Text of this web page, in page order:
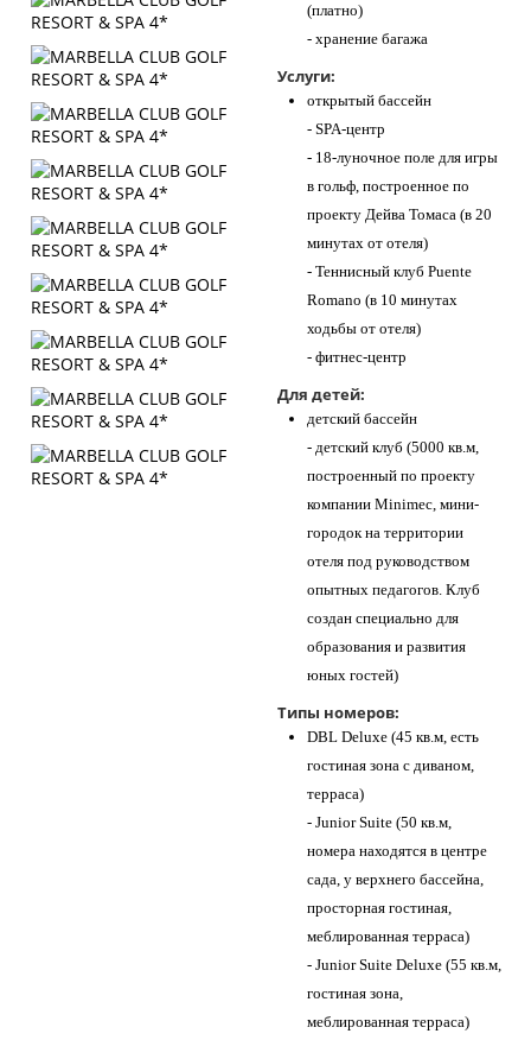
(платно)
- хранение багажа
Услуги:
открытый бассейн
- SPA-центр
- 18-луночное поле для игры
в гольф, построенное по
проекту Дейва Томаса (в 20
минутах от отеля)
- Теннисный клуб Puente
Romano (в 10 минутах
ходьбы от отеля)
- фитнес-центр
Для детей:
детский бассейн
- детский клуб (5000 кв.м,
построенный по проекту
компании Minimec, мини-
городок на территории
отеля под руководством
опытных педагогов. Клуб
создан специально для
образования и развития
юных гостей)
Типы номеров:
DBL Deluxe (45 кв.м, есть
гостиная зона с диваном,
терраса)
- Junior Suite (50 кв.м,
номера находятся в центре
сада, у верхнего бассейна,
просторная гостиная,
меблированная терраса)
- Junior Suite Deluxe (55 кв.м,
гостиная зона,
меблированная терраса)